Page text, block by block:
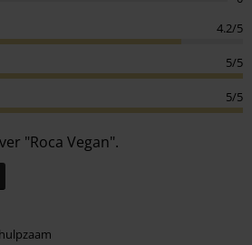
4.2/5
5/5
5/5
"Roca Vegan".